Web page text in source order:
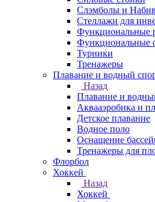
Слэмболы и
Стеллажи для
Функциональные
Функциональные
Турники
Тренажеры
Плавание и водный
Назад
Плавание и
Аквааэробика и
Детское плавание
Водное поло
Оснащение
Тренажеры для
Флорбол
Хоккей
Назад
Хоккей